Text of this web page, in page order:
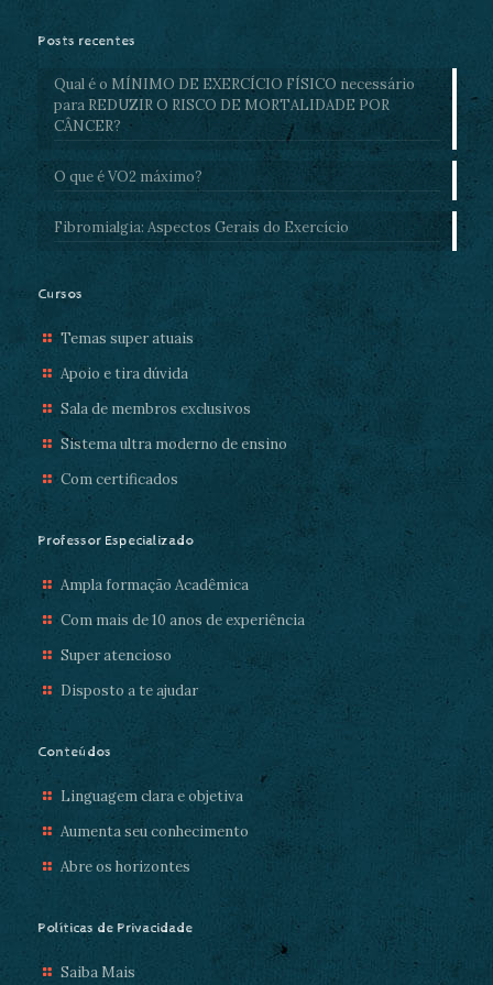
Posts recentes
Qual é o MÍNIMO DE EXERCÍCIO FÍSICO necessário
para REDUZIR O RISCO DE MORTALIDADE POR
CÂNCER?
O que é VO2 máximo?
Fibromialgia: Aspectos Gerais do Exercício
Cursos
Temas super atuais
Apoio e tira dúvida
Sala de membros exclusivos
Sistema ultra moderno de ensino
Com certificados
Professor Especializado
Ampla formação Acadêmica
Com mais de 10 anos de experiência
Super atencioso
Disposto a te ajudar
Conteúdos
Linguagem clara e objetiva
Aumenta seu conhecimento
Abre os horizontes
Políticas de Privacidade
Saiba Mais